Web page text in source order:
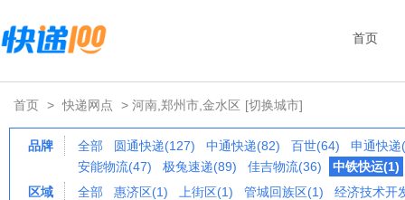
首页
首页 > 快递网点 > 河南,郑州市,金水区 [切换城市]
品牌 全部 圆通快递(127) 中通快递(82) 百世(64)
申通快递
安能物流(47)
极兔速递(89) 佳吉物流(36)
中铁快运(1)
区域
全部 惠济区(1) 上街区(1) 管城回族区(1)
经济技术开